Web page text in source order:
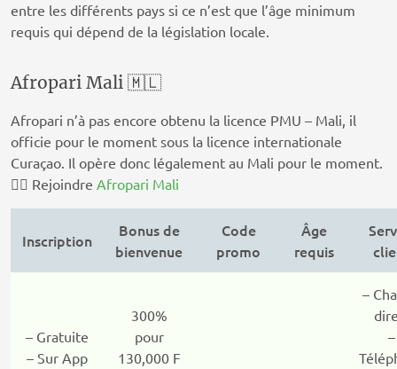
entre les différents pays si ce n’est que l’âge minimum
requis qui dépend de la législation locale.
Afropari Mali 🇲🇱
Afropari n’à pas encore obtenu la licence PMU – Mali, il
officie pour le moment sous la licence internationale
Curaçao. Il opère donc légalement au Mali pour le moment.
👉🏽 Rejoindre Afropari Mali
Inscription
Bonus de
bienvenue
Code
promo
Âge
requis
– Gratuite
– Sur App
300%
pour
130,000 F
–
–